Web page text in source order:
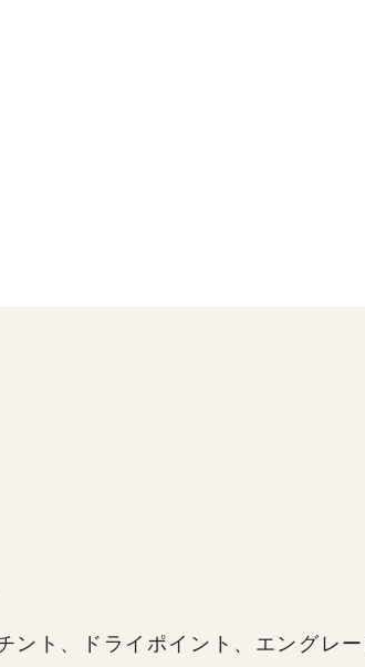
ント、ドライポイント、エングレ